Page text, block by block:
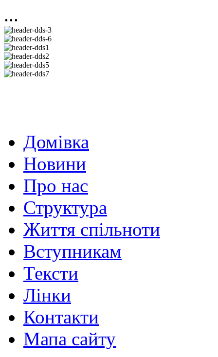
...
Домівка
Новини
Про нас
Структура
Життя спільноти
Вступникам
Тексти
Лінки
Контакти
Мапа сайту